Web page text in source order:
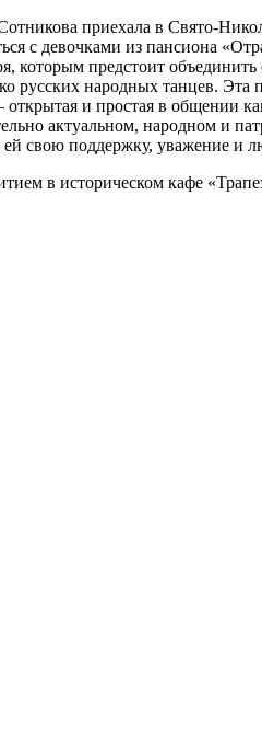
приехала в Свято-
с девочками из пансиона
которым предстоит
русских народных танцев.
и простая в общении
актуальном, народном и
ей свою поддержку, уважение
в историческом кафе